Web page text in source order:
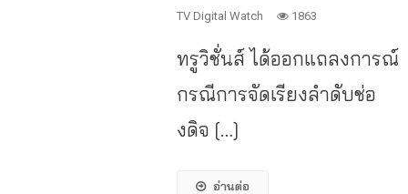
TV Digital Watch
1863
ทรูวิชั่นส์ ได้ออกแถลงการณ์
กรณีการจัดเรียงลำดับช่อ
งดิจ […]
อ่านต่อ